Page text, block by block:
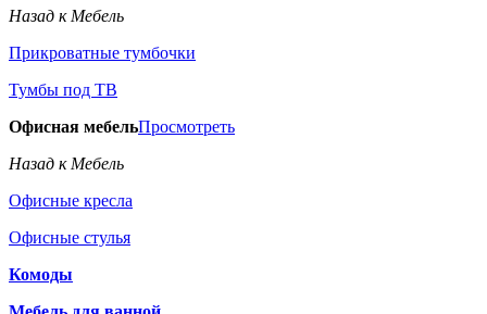
Назад к Мебель
Прикроватные тумбочки
Тумбы под ТВ
Офисная мебельПросмотреть
Назад к Мебель
Офисные кресла
Офисные стулья
Комоды